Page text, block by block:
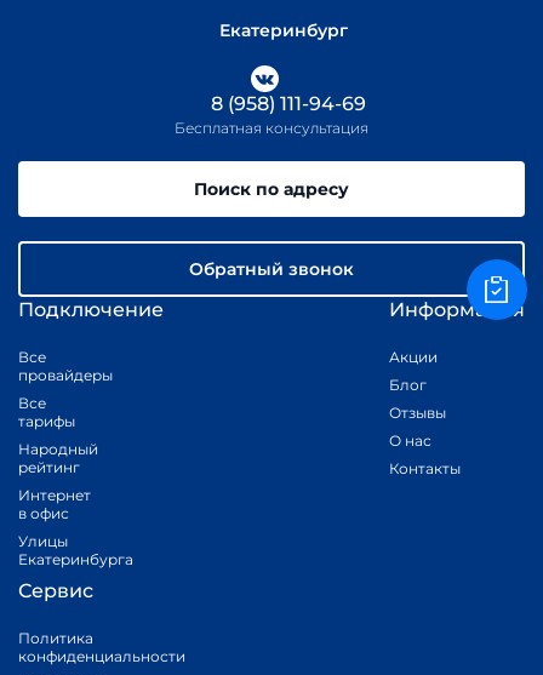
Екатеринбург
Подключение
Все
провайдеры
Все
тарифы
Народный
рейтинг
Интернет
в офис
Улицы
Екатеринбурга
Информация
Акции
Блог
Отзывы
О нас
Контакты
Сервис
Политика
конфиденциальности
8 (958) 111-94-69
Бесплатная консультация
Поиск по адресу
Обратный звонок